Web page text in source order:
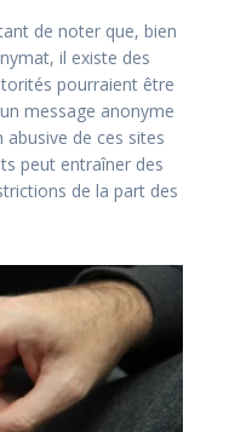
de noter que, bien
il existe des
pourraient être
message anonyme
abusive de ces sites
peut entraîner des
de la part des